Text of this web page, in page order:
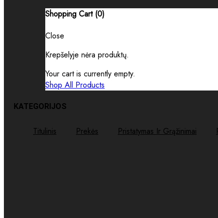
Shopping Cart (0)
Close
Krepšelyje nėra produktų.
Your cart is currently empty.
Shop All Products
KATEGORIJOS
Titulinis Prekės Pristatymas Ir Grąžinimai